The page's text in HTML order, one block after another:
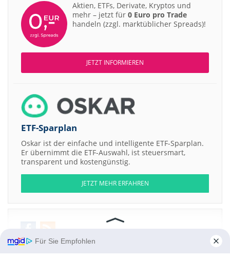
Aktien, ETFs, Derivate, Kryptos und
mehr – jetzt für 0 Euro pro Trade
handeln (zzgl. marktüblicher Spreads)!
JETZT INFORMIEREN
ETF-Sparplan
Oskar ist der einfache und intelligente ETF-Sparplan.
Er übernimmt die ETF-Auswahl, ist steuersmart,
transparent und kostengünstig.
JETZT MEHR ERFAHREN
Aktien ATX DAX EuroStoxx 50
Für Sie Empfohlen